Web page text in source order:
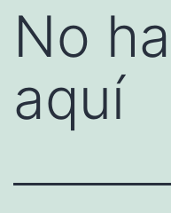
No
aquí